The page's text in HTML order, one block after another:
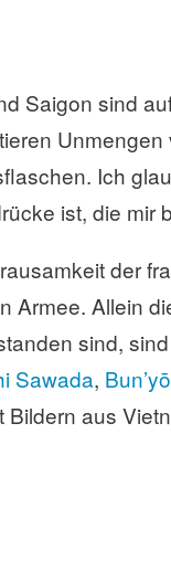
Saigon sind
Ich
ist, die mir
der
Armee. Allein
sind,
Sawada,
aus